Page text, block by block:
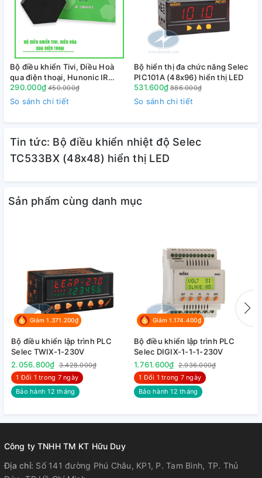
động điều chỉnh
Có khả năng lưu trữ tới 8 chương trình điều khiển nhiệt
Ngoài ra, bộ điều khiển nhiệt độ TC533BX cũng được trang
bị các tính năng bảo vệ như bảo vệ quá tải, ngắn mạch và
ngược cực, giúp bảo vệ thiết bị khỏi các sự cố.
Bộ điều khiển Tivi, Điều Hoà
qua điện thoại, Hunonic IR
Smart
290.000₫ 450.000₫
So sánh chi tiết
Bộ hiển thị đa chức năng Selec
PIC101A (48x96) hiển thị LED
531.600₫ 886.000₫
So sánh chi tiết
Tin tức: Bộ điều khiển nhiệt độ Selec
TC533BX (48x48) hiển thị LED
Sản phẩm cùng danh mục
Giảm 1.371.200₫
Bộ điều khiển lập trình PLC
Selec TWIX-1-230V
2.056.800₫ 3.428.000₫
1 Đổi 1 trong 7 ngày
Bảo hành 12 tháng
Giảm 1.174.400₫
Bộ điều khiển lập trình PLC
Selec DIGIX-1-1-1-230V
1.761.600₫ 2.936.000₫
1 Đổi 1 trong 7 ngày
Bảo hành 12 tháng
Công ty TNHH TM KT Hữu Duy
Địa chỉ: Số 141 đường Phú Châu, KP1, P. Tam Bình, TP. Thủ